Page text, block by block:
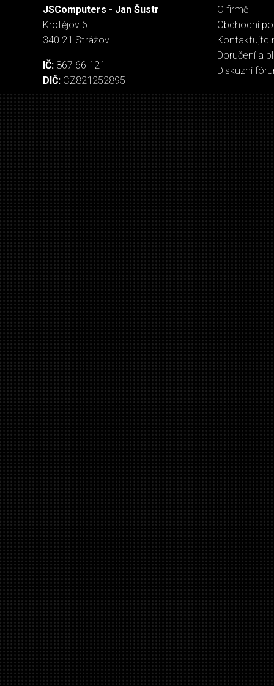
JSComputers - Jan Šustr
Krotějov 6
340 21 Strážov
IČ: 867 66 121
DIČ: CZ821252895
O firmě
Obchodní
Kontaktujte
Doručení a
Diskuzní